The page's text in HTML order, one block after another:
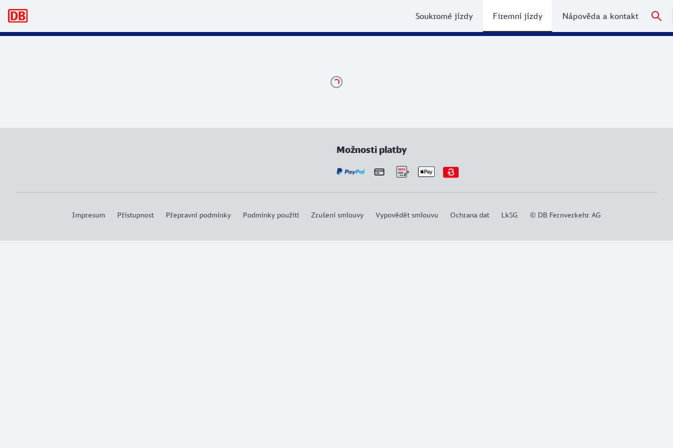
Soukromé jízdy Firemní jízdy Nápověda a kontakt
Možnosti platby
Impresum Přístupnost Přepravní podmínky Podmínky použití Zrušení smlouvy Vypovědět smlouvu Ochrana dat LkSG © DB Fernverkehr AG